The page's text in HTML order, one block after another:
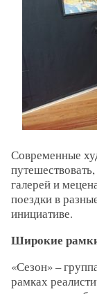
Современные
галерей и
поездки в
инициативе.
Широкие
«Сезон» –
рамках